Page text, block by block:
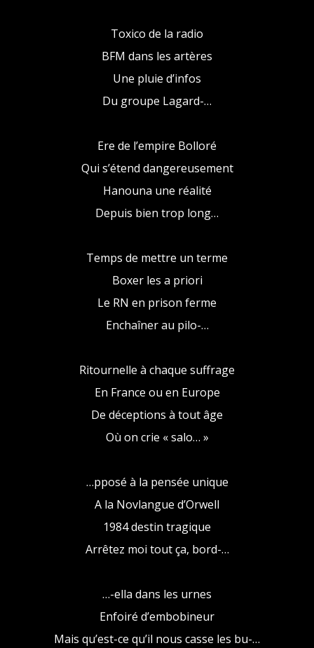
Toxico de la radio
BFM dans les artères
Une pluie d’infos
Du groupe Lagard-…
Ere de l’empire Bolloré
Qui s’étend dangereusement
Hanouna une réalité
Depuis bien trop long…
Temps de mettre un terme
Boxer les a priori
Le RN en prison ferme
Enchaîner au pilo-…
Ritournelle à chaque suffrage
En France ou en Europe
De déceptions à tout âge
Où on crie « salo… »
…pposé à la pensée unique
A la Novlangue d’Orwell
1984 destin tragique
Arrêtez moi tout ça, bord-…
…-ella dans les urnes
Enfoiré d’embobineur
Mais qu’est-ce qu’il nous casse les bu-…